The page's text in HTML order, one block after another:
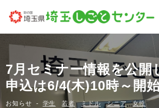
7月セミナー情報を公開
申込は6/4(木)10時～開
お知らせ 学生 若者 ミドル シニア 女性